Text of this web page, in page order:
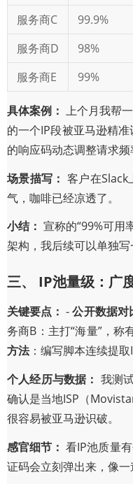
服务商C
99.9%
服务商D
98%
服务商E
99%
具体案例： 上个月我帮
的一个IP段被亚马逊精
的响应码动态调整请求
场景描写： 客户在
气，咖啡已经凉透了。
小结： 宣称的“99%可用
架构，我后续可以单独写
三、 IP池量级：广
关键要点： -公开数据对
务商B：主打“海量”，
方法：编写脚本连续提
个人经历与数据： 我测
确认是当地ISP（
很容易被亚马逊识破。
感官细节： 看IP池质量
证码会立刻弹出来，像一